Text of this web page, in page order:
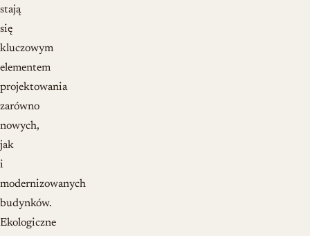
stają
się
kluczowym
elementem
projektowania
zarówno
nowych,
jak
i
modernizowanych
budynków.
Ekologiczne